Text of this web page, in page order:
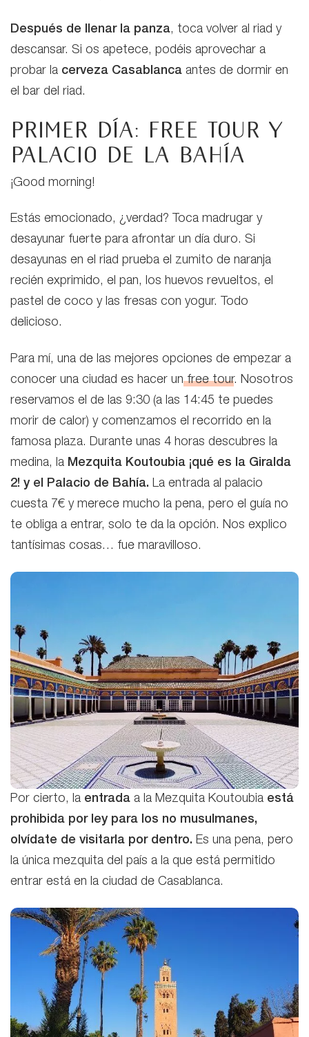
Después de llenar la panza, toca volver al riad y
descansar. Si os apetece, podéis aprovechar a
probar la cerveza Casablanca antes de dormir en
el bar del riad.
Primer día: Free tour y
Palacio de la Bahía
¡Good morning!
Estás emocionado, ¿verdad? Toca madrugar y
desayunar fuerte para afrontar un día duro. Si
desayunas en el riad prueba el zumito de naranja
recién exprimido, el pan, los huevos revueltos, el
pastel de coco y las fresas con yogur. Todo
delicioso.
Para mí, una de las mejores opciones de empezar a
conocer una ciudad es hacer unfree tour. Nosotros
reservamos el de las 9:30 (a las 14:45 te puedes
morir de calor) y comenzamos el recorrido en la
famosa plaza. Durante unas 4 horas descubres la
medina, la Mezquita Koutoubia ¡qué es la Giralda
2! y el Palacio de Bahía. La entrada al palacio
cuesta 7€ y merece mucho la pena, pero el guía no
te obliga a entrar, solo te da la opción. Nos explico
tantísimas cosas… fue maravilloso.
Por cierto, la entrada a la Mezquita Koutoubia está
prohibida por ley para los no musulmanes,
olvídate de visitarla por dentro. Es una pena, pero
la única mezquita del país a la que está permitido
entrar está en la ciudad de Casablanca.